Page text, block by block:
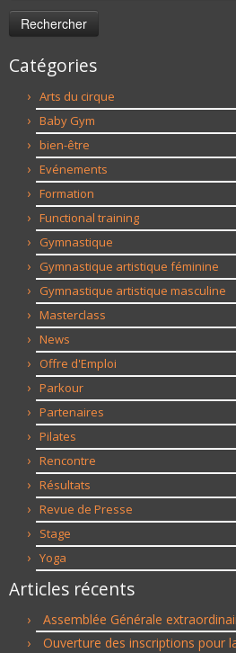
Catégories
Arts du cirque
Baby Gym
bien-être
Evénements
Formation
Functional training
Gymnastique
Gymnastique artistique féminine
Gymnastique artistique masculine
Masterclass
News
Offre d'Emploi
Parkour
Partenaires
Pilates
Rencontre
Résultats
Revue de Presse
Stage
Yoga
Articles récents
Assemblée Générale
Ouverture des inscriptions pour